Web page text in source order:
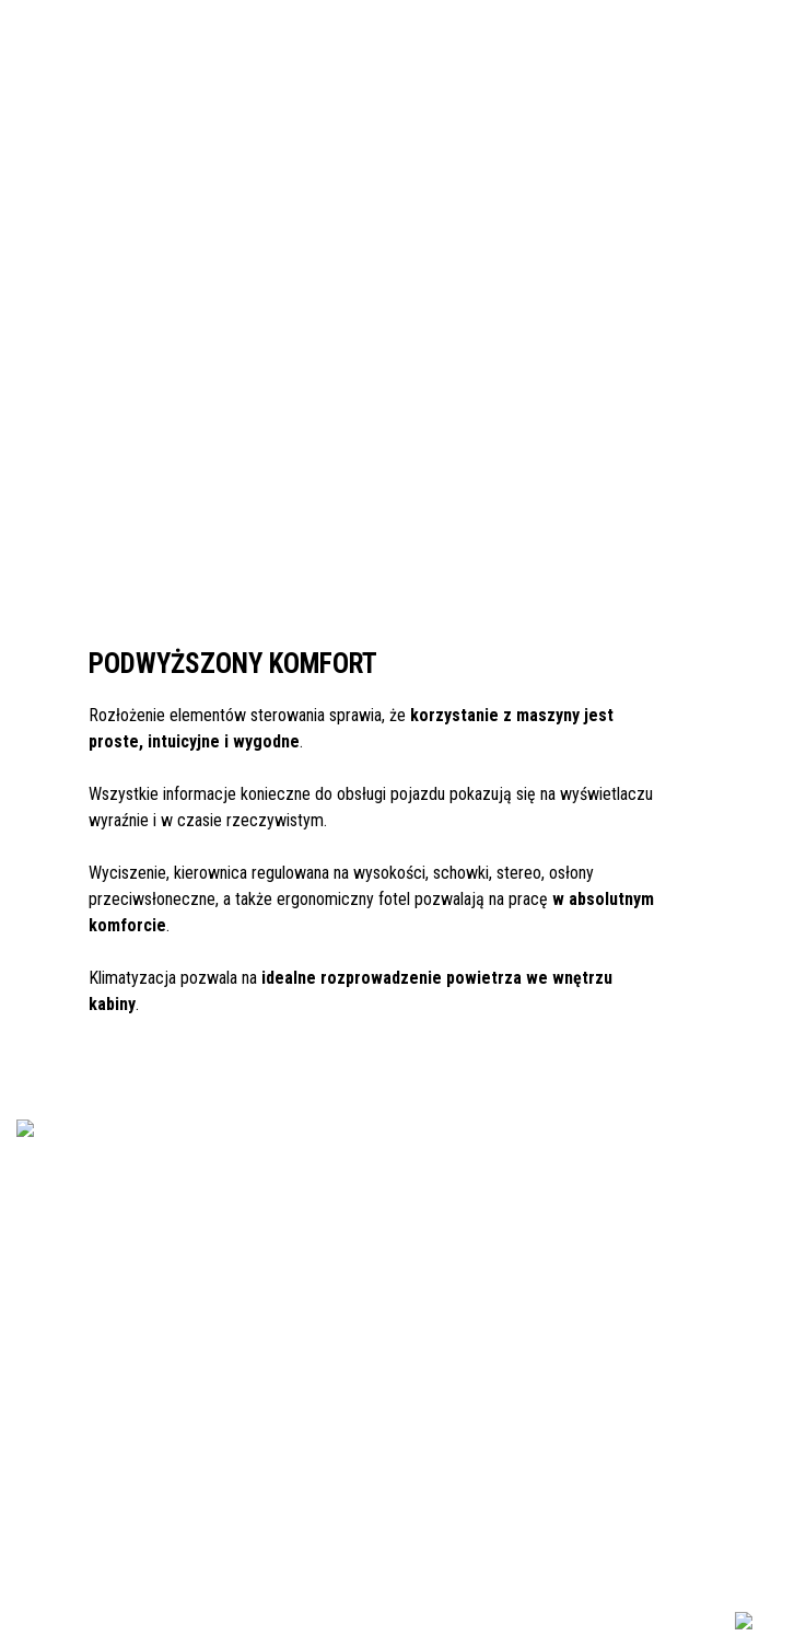
PODWYŻSZONY KOMFORT
Rozłożenie elementów sterowania sprawia, że korzystanie z maszyny jest
proste, intuicyjne i wygodne.
Wszystkie informacje konieczne do obsługi pojazdu pokazują się na wyświetlaczu
wyraźnie i w czasie rzeczywistym.
Wyciszenie, kierownica regulowana na wysokości, schowki, stereo, osłony
przeciwsłoneczne, a także ergonomiczny fotel pozwalają na pracę w absolutnym
komforcie.
Klimatyzacja pozwala na idealne rozprowadzenie powietrza we wnętrzu
kabiny.